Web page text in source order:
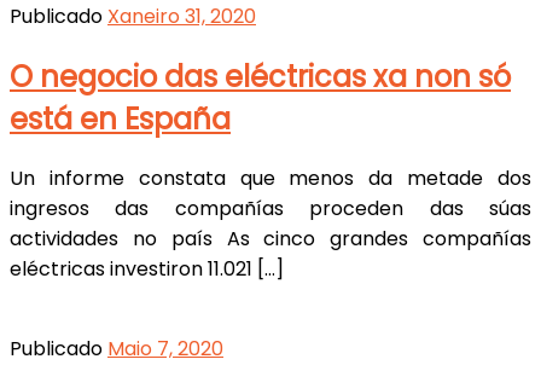
Publicado Xaneiro 31, 2020
O negocio das eléctricas xa non só
está en España
Un informe constata que menos da metade dos
ingresos das compañías proceden das súas
actividades no país As cinco grandes compañías
eléctricas investiron 11.021 […]
Publicado Maio 7, 2020